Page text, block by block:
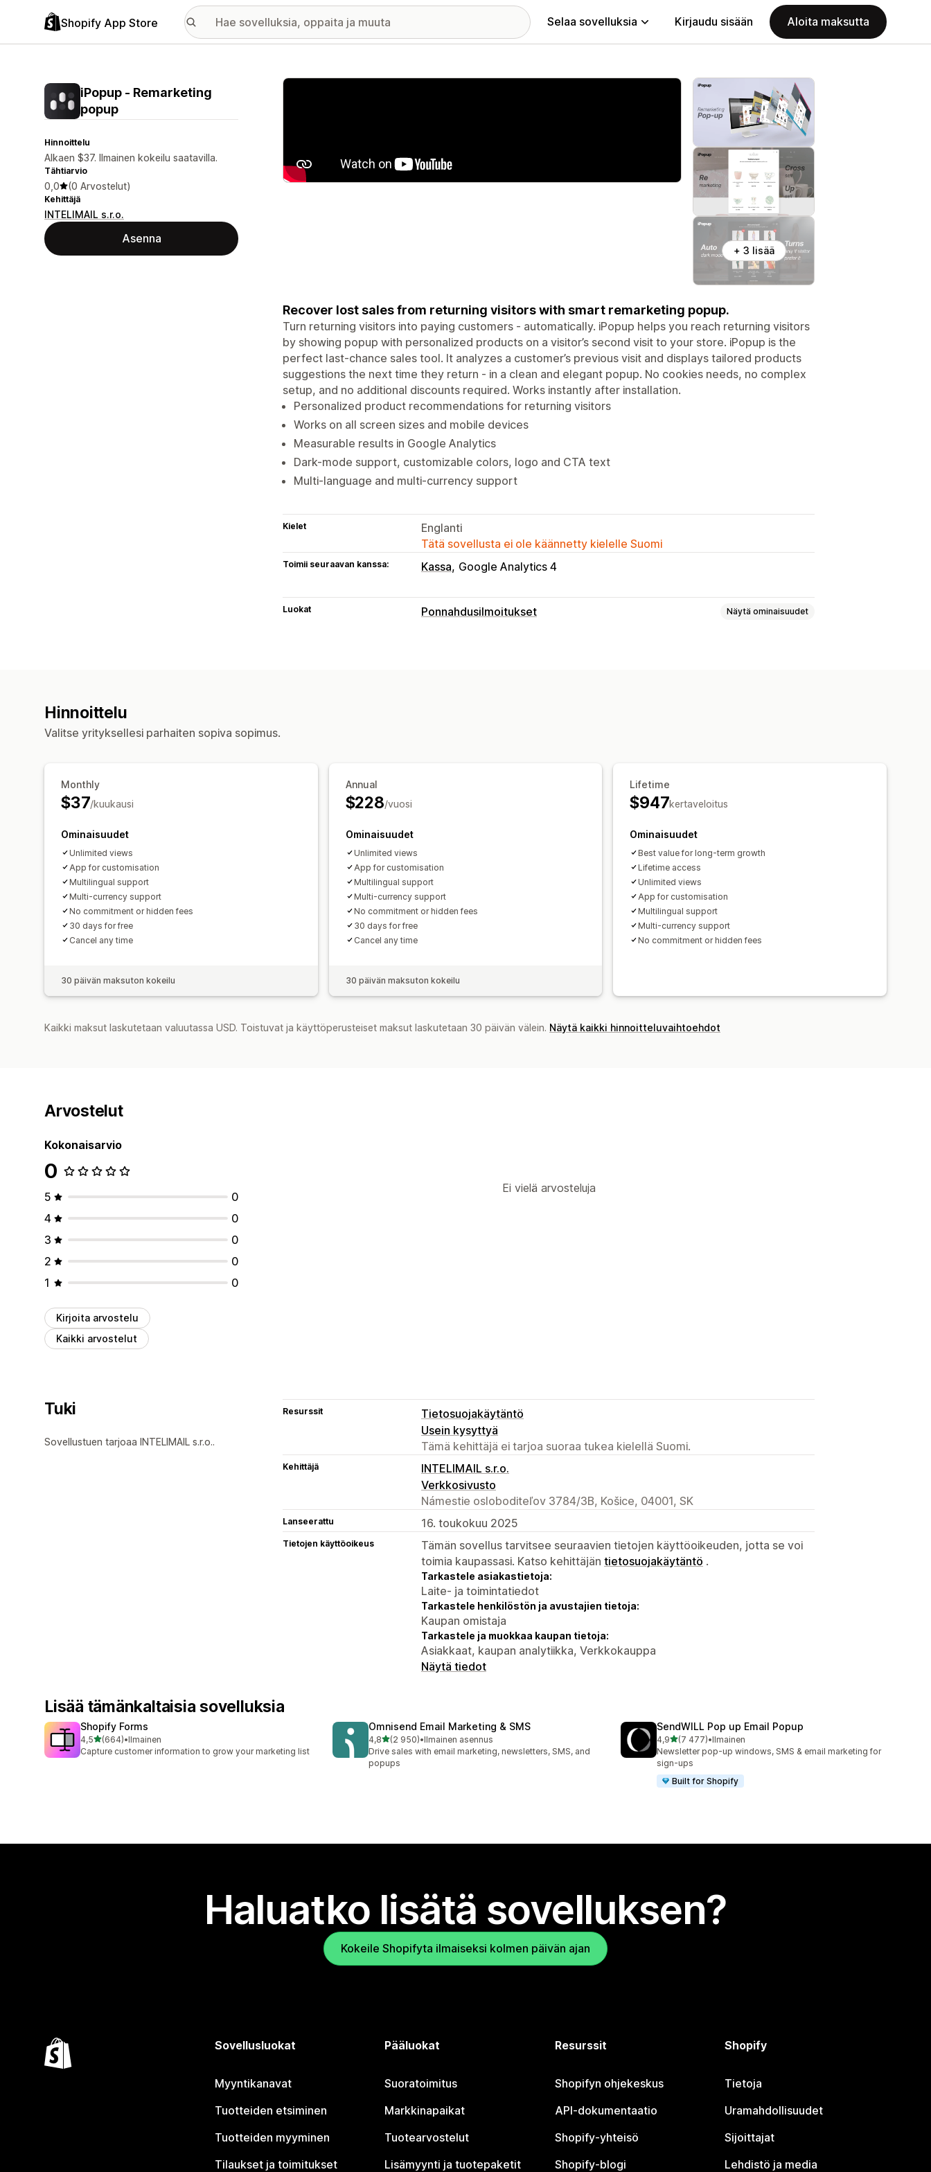
Shopify App Store Selaa sovelluksia Kirjaudu sisään Aloita maksutta
iPopup ‑ Remarketing
popup
Hinnoittelu
Alkaen $37. Ilmainen kokeilu saatavilla.
Tähtiarvio
0,0 (0 Arvostelut)
Kehittäjä
INTELIMAIL s.r.o.
Asenna
Esittelykuvagalleria
+ 3 lisää
Recover lost sales from returning visitors with smart remarketing popup.
Turn returning visitors into paying customers - automatically. iPopup helps you reach returning visitors
by showing popup with personalized products on a visitor’s second visit to your store. iPopup is the
perfect last-chance sales tool. It analyzes a customer’s previous visit and displays tailored products
suggestions the next time they return - in a clean and elegant popup. No cookies needs, no complex
setup, and no additional discounts required. Works instantly after installation.
Personalized product recommendations for returning visitors
Works on all screen sizes and mobile devices
Measurable results in Google Analytics
Dark-mode support, customizable colors, logo and CTA text
Multi-language and multi-currency support
Kielet
Englanti
Tätä sovellusta ei ole käännetty kielelle Suomi
Toimii seuraavan kanssa: Kassa Google Analytics 4
Luokat Ponnahdusilmoitukset Näytä ominaisuudet
Hinnoittelu
Valitse yrityksellesi parhaiten sopiva sopimus.
Monthly
$37/kuukausi
Ominaisuudet
Unlimited views
App for customisation
Multilingual support
Multi-currency support
No commitment or hidden fees
30 days for free
Cancel any time
30 päivän maksuton kokeilu
Annual
$228/vuosi
Ominaisuudet
Unlimited views
App for customisation
Multilingual support
Multi-currency support
No commitment or hidden fees
30 days for free
Cancel any time
30 päivän maksuton kokeilu
Lifetime
$947kertaveloitus
Ominaisuudet
Best value for long-term growth
Lifetime access
Unlimited views
App for customisation
Multilingual support
Multi-currency support
No commitment or hidden fees
Kaikki maksut laskutetaan valuutassa USD. Toistuvat ja käyttöperusteiset maksut laskutetaan 30 päivän välein. Näytä kaikki hinnoitteluvaihtoehdot
Arvostelut
Kokonaisarvio
0
5
0
4
0
3
0
2
0
1
0
Kirjoita arvostelu
Kaikki arvostelut
Ei vielä arvosteluja
Tuki
Sovellustuen tarjoaa INTELIMAIL s.r.o..
Resurssit
Tietosuojakäytäntö
Usein kysyttyä
Tämä kehittäjä ei tarjoa suoraa tukea kielellä Suomi.
Kehittäjä
INTELIMAIL s.r.o.
Verkkosivusto
Námestie osloboditeľov 3784/3B, Košice, 04001, SK
Lanseerattu 16. toukokuu 2025
Tietojen käyttöoikeus
Tämän sovellus tarvitsee seuraavien tietojen käyttöoikeuden, jotta se voi
toimia kaupassasi. Katso kehittäjän tietosuojakäytäntö .
Tarkastele asiakastietoja:
Laite- ja toimintatiedot
Tarkastele henkilöstön ja avustajien tietoja:
Kaupan omistaja
Tarkastele ja muokkaa kaupan tietoja:
Asiakkaat, kaupan analytiikka, Verkkokauppa
Näytä tiedot
Lisää tämänkaltaisia sovelluksia
Shopify Forms
4,5/ 5 tähteä
(664)
664 arvostelua yhteensä
•Ilmainen
Capture customer information to grow your marketing list
Omnisend Email Marketing & SMS
4,8/ 5 tähteä
(2 950)
2950 arvostelua yhteensä
•Ilmainen asennus
Drive sales with email marketing, newsletters, SMS, and
popups
SendWILL Pop up Email Popup
4,9/ 5 tähteä
(7 477)
7477 arvostelua yhteensä
•Ilmainen
Newsletter pop-up windows, SMS & email marketing for
sign-ups
Built for Shopify
Haluatko lisätä sovelluksen?
Kokeile Shopifyta ilmaiseksi kolmen päivän ajan
Sovellusluokat
Myyntikanavat
Tuotteiden etsiminen
Tuotteiden myyminen
Tilaukset ja toimitukset
Pääluokat
Suoratoimitus
Markkinapaikat
Tuotearvostelut
Lisämyynti ja tuotepaketit
Resurssit
Shopifyn ohjekeskus
API-dokumentaatio
Shopify-yhteisö
Shopify-blogi
Shopify
Tietoja
Uramahdollisuudet
Sijoittajat
Lehdistö ja media